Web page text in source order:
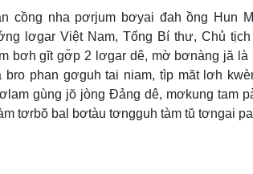
cồng nha pơrjum bơyai đah ồng Hun
lơgar Việt Nam, Tổng Bí thư, Chủ
bơh gĭt gơ̆p 2 lơgar dê, mờ bơnàng jă
bro phan gơguh tai niam, tìp măt lơh
gùng jŏ jòng Đảng dê, mơkung tam
tơrbŏ bal bơtàu tơngguh tàm tŭ tơngai